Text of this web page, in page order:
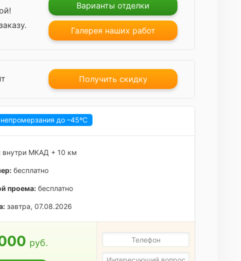
Варианты отделки
Галерея наших работ
Получить скидку
до –45ºC
внутри МКАД + 10 км
бесплатно
проема: бесплатно
завтра, 07.08.2026
руб.